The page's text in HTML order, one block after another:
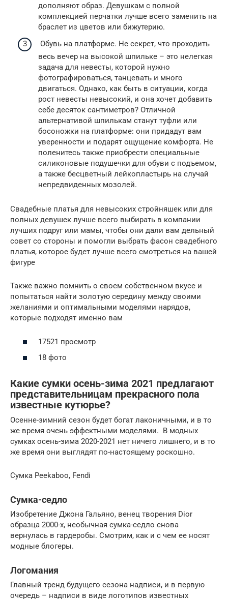
дополняют образ. Девушкам с полной
комплекцией перчатки лучше всего заменить на
браслет из цветов или бижутерию.
Обувь на платформе. Не секрет, что проходить
весь вечер на высокой шпильке – это нелегкая
задача для невесты, которой нужно
фотографироваться, танцевать и много
двигаться. Однако, как быть в ситуации, когда
рост невесты невысокий, и она хочет добавить
себе десяток сантиметров? Отличной
альтернативой шпилькам станут туфли или
босоножки на платформе: они придадут вам
уверенности и подарят ощущение комфорта. Не
поленитесь также приобрести специальные
силиконовые подушечки для обуви с подъемом,
а также бесцветный лейкопластырь на случай
непредвиденных мозолей.
Свадебные платья для невысоких стройняшек или для
полных девушек лучше всего выбирать в компании
лучших подруг или мамы, чтобы они дали вам дельный
совет со стороны и помогли выбрать фасон свадебного
платья, которое будет лучше всего смотреться на вашей
фигуре
Также важно помнить о своем собственном вкусе и
попытаться найти золотую середину между своими
желаниями и оптимальными моделями нарядов,
которые подходят именно вам
17521 просмотр
18 фото
Какие сумки осень-зима 2021 предлагают
представительницам прекрасного пола
известные кутюрье?
Осенне-зимний сезон будет богат лаконичными, и в то
же время очень эффектными моделями. В модных
сумках осень-зима 2020-2021 нет ничего лишнего, и в то
же время они выглядят по-настоящему роскошно.
Сумка Peekaboo, Fendi
Сумка-седло
Изобретение Джона Гальяно, венец творения Dior
образца 2000-х, необычная сумка-седло снова
вернулась в гардеробы. Смотрим, как и с чем ее носят
модные блогеры.
Логомания
Главный тренд будущего сезона надписи, и в первую
очередь – надписи в виде логотипов известных